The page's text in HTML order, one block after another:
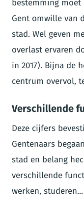
bestemming
Gent omwille van
stad. Wel geven
overlast ervaren
in 2017). Bijna de
centrum overvol,
Verschillende
Deze cijfers
Gentenaars
stad en belang
verschillende
werken, studeren...